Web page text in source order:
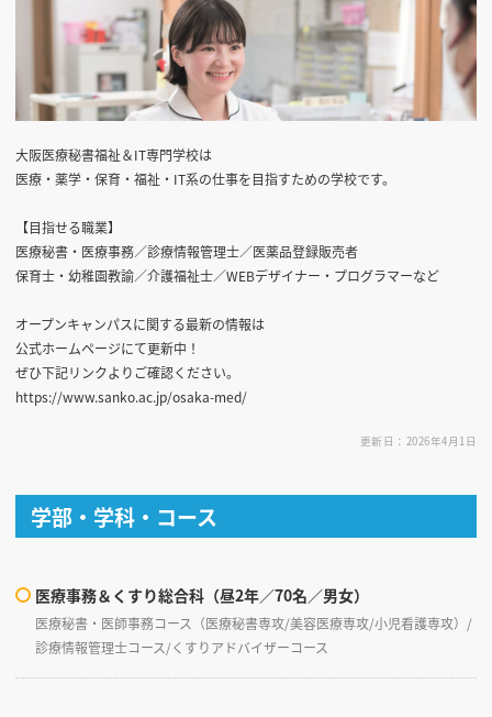
大阪医療秘書福祉＆IT専門学校は
医療・薬学・保育・福祉・IT系の仕事を目指すための学校です。
【目指せる職業】
医療秘書・医療事務／診療情報管理士／医薬品登録販売者
保育士・幼稚園教諭／介護福祉士／WEBデザイナー・プログラマーなど
オープンキャンパスに関する最新の情報は
公式ホームページにて更新中！
ぜひ下記リンクよりご確認ください。
https://www.sanko.ac.jp/osaka-med/
更新日：2026年4月1日
学部・学科・コース
医療事務＆くすり総合科（昼2年／70名／男女）
医療秘書・医師事務コース（医療秘書専攻/美容医療専攻/小児看護専攻）/
診療情報管理士コース/くすりアドバイザーコース